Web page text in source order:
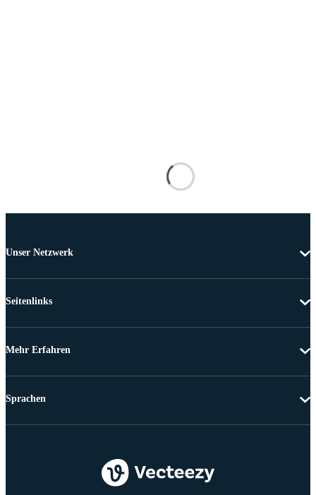
Unser Netzwerk
Seitenlinks
Mehr Erfahren
Sprachen